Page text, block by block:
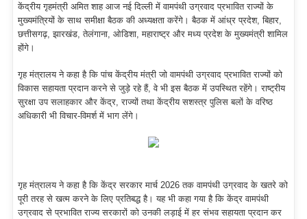
केंद्रीय गृहमंत्री अमित शाह आज नई दिल्ली में वामपंथी उग्रवाद प्रभावित राज्यों के
मुख्यमंत्रियों के साथ समीक्षा बैठक की अध्यक्षता करेंगे। बैठक में आंध्र प्रदेश, बिहार,
छत्तीसगढ़, झारखंड, तेलंगाना, ओडिशा, महाराष्ट्र और मध्य प्रदेश के मुख्यमंत्री शामिल
होंगे।
गृह मंत्रालय ने कहा है कि पांच केंद्रीय मंत्री जो वामपंथी उग्रवाद प्रभावित राज्यों को
विकास सहायता प्रदान करने से जुड़े रहे हैं, वे भी इस बैठक में उपस्थित रहेंगे। राष्ट्रीय
सुरक्षा उप सलाहकार और केंद्र, राज्यों तथा केंद्रीय सशस्त्र पुलिस बलों के वरिष्ठ
अधिकारी भी विचार-विमर्श में भाग लेंगे।
गृह मंत्रालय ने कहा है कि केंद्र सरकार मार्च 2026 तक वामपंथी उग्रवाद के खतरे को
पूरी तरह से खत्म करने के लिए प्रतिबद्ध है। यह भी कहा गया है कि केंद्र वामपंथी
उग्रवाद से प्रभावित राज्य सरकारों को उनकी लड़ाई में हर संभव सहायता प्रदान कर